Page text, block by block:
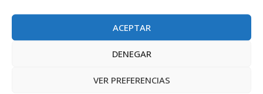
ACEPTAR
DENEGAR
VER PREFERENCIAS